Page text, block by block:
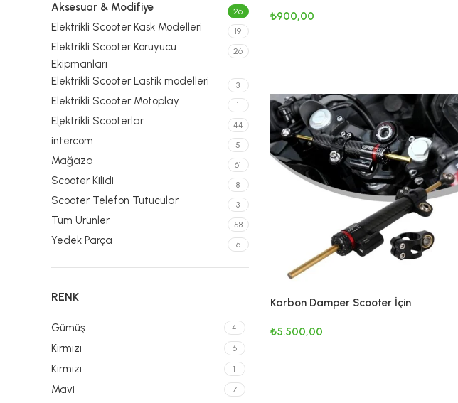
Aksesuar & Modifiye 26
Elektrikli Scooter Kask Modelleri 19
Elektrikli Scooter Koruyucu
Ekipmanları
26
Elektrikli Scooter Lastik modelleri 3
Elektrikli Scooter Motoplay 1
Elektrikli Scooterlar 44
intercom 5
Mağaza 61
Scooter Kilidi 8
Scooter Telefon Tutucular 3
Tüm Ürünler 58
Yedek Parça 6
RENK
Gümüş 4
Kırmızı 6
Kırmızı 1
Mavi 7
₺900,00
Karbon Damper Scooter İçin
₺5.500,00